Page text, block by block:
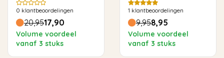
koffiemachines - 12x
18 gram
0 klantbeoordelingen
20,9517,90
Volume voordeel
vanaf 3 stuks
& Toegankelijk
1 klantbeoordelingen
9,958,95
Volume voordeel
vanaf 3 stuks